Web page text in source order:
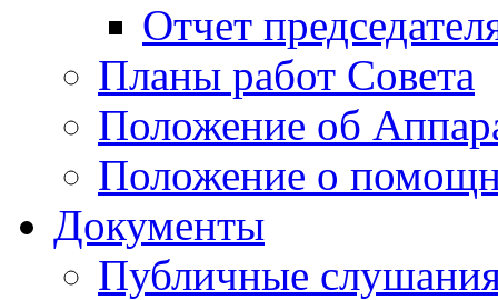
Отчет
Планы работ Совета
Положение об
Положение о
Документы
Публичные